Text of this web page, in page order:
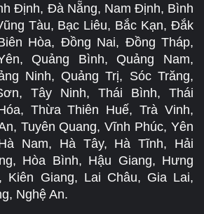
Định, Đà Nẵng, Nam Định, Bình
Tàu, Bạc Liêu, Bắc Kạn, Đắk
Hòa, Đồng Nai, Đồng Tháp,
Quảng Bình, Quảng Nam,
Ninh, Quảng Trị, Sóc Trăng,
Tây Ninh, Thái Bình, Thái
Thừa Thiên Huế, Trà Vinh,
Tuyên Quang, Vĩnh Phúc, Yên
Nam, Hà Tây, Hà Tĩnh, Hải
Hòa Bình, Hậu Giang, Hưng
Kiên Giang, Lai Châu, Gia Lai,
Nghệ An.